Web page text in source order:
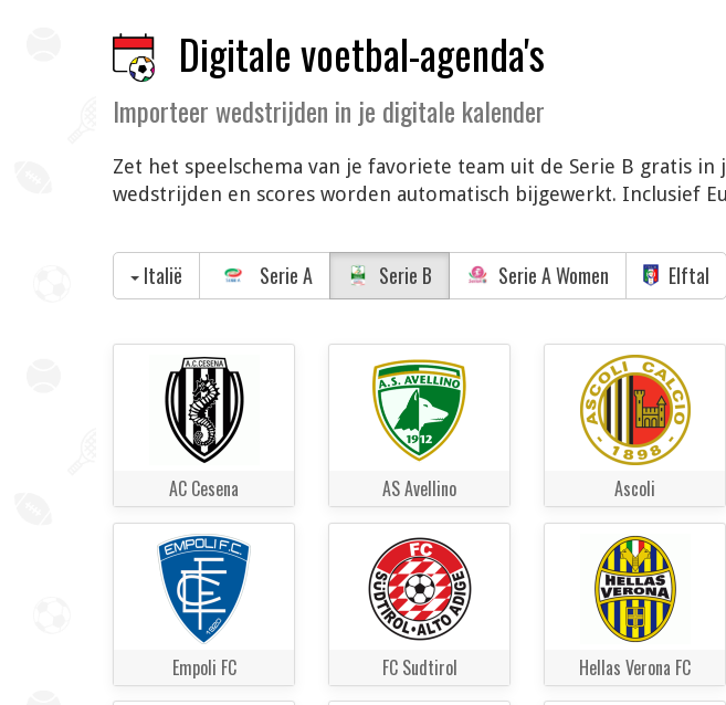
Digitale voetbal-agenda's
Importeer wedstrijden in je digitale kalender
Zet het speelschema van je favoriete team uit de Serie B gratis
wedstrijden en scores worden automatisch bijgewerkt. Inclusief
Italië Serie A Serie B Serie A Women Elftal
AC Cesena AS Avellino Ascoli
Empoli FC FC Sudtirol Hellas Verona FC